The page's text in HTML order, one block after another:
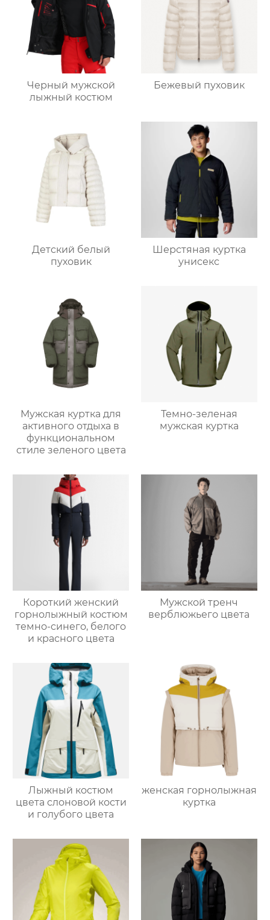
Черный мужской
лыжный костюм
Бежевый пуховик
Детский белый
пуховик
Шерстяная куртка
унисекс
Мужская куртка для
активного отдыха в
функциональном
стиле зеленого цвета
Темно-зеленая
мужская куртка
Короткий женский
горнолыжный костюм
темно-синего, белого
и красного цвета
Мужской тренч
верблюжьего цвета
Лыжный костюм
цвета слоновой кости
и голубого цвета
женская горнолыжная
куртка